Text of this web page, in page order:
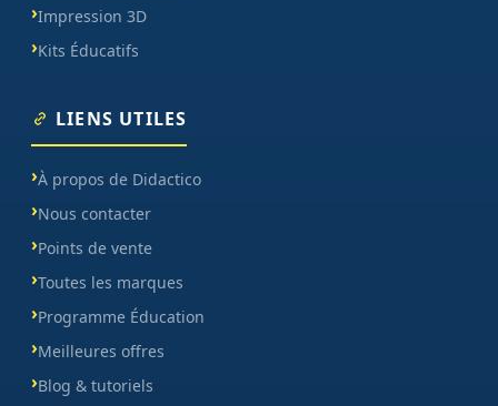
Impression 3D
Kits Éducatifs
LIENS UTILES
À propos de Didactico
Nous contacter
Points de vente
Toutes les marques
Programme Éducation
Meilleures offres
Blog & tutoriels